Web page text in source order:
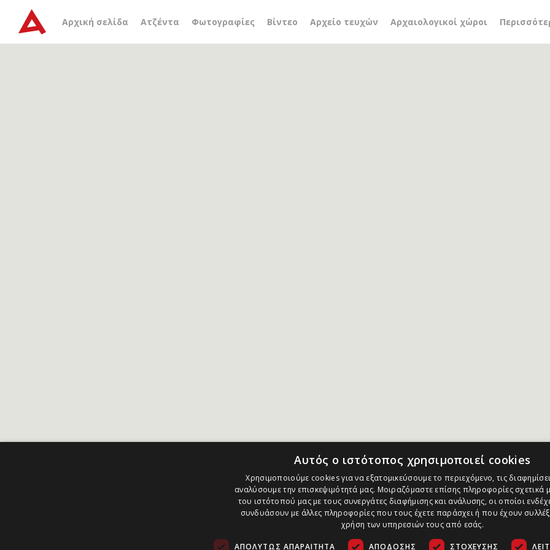
Αρχική σελίδα Ατζέντα Φωτογραφίες Βίντεο Αρχείο τευχών Αρχαιολογικοί χώροι
Αρχείο ετικέτας εκπαιδευτικά παιχνίδια
Αυτός ο ιστότοπος χρησιμοποιεί cookies
Χρησιμοποιούμε cookies για να εξατομικεύσουμε το περιεχόμενο, τις
αναλύσουμε την επισκεψιμότητά μας. Μοιραζόμαστε επίσης πληροφορίες σχετικά
του ιστότοπού μας με τους συνεργάτες διαφήμισης και ανάλυσης, οι οποίοι
συνδυάσουν με άλλες πληροφορίες που τους έχετε παράσχει ή που έχουν
χρήση των υπηρεσιών τους από εσάς.
ΑΠΟΛΎΤΩΣ ΑΠΑΡΑΊΤΗΤΑ ΑΠΌΔΟΣΗΣ ΣΤΌΧΕΥΣΗΣ